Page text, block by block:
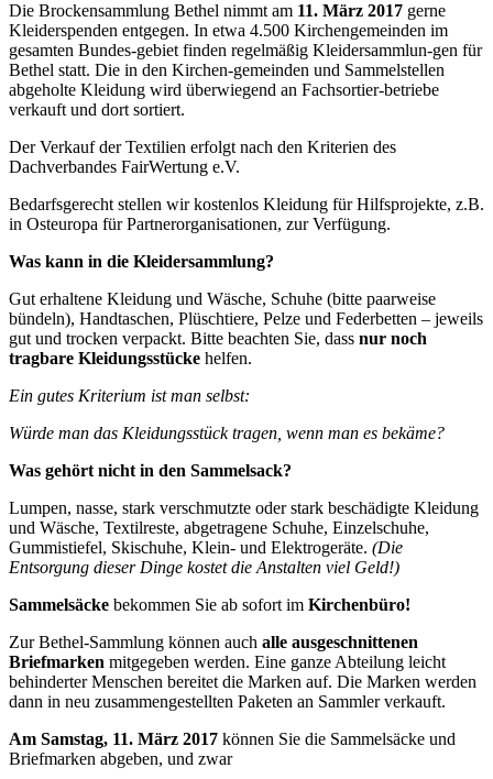
Die Brockensammlung Bethel nimmt am 11. März 2017 gerne
Kleiderspenden entgegen. In etwa 4.500 Kirchengemeinden im
gesamten Bundes-gebiet finden regelmäßig Kleidersammlun-gen für
Bethel statt. Die in den Kirchen-gemeinden und Sammelstellen
abgeholte Kleidung wird überwiegend an Fachsortier-betriebe
verkauft und dort sortiert.
Der Verkauf der Textilien erfolgt nach den Kriterien des
Dachverbandes FairWertung e.V.
Bedarfsgerecht stellen wir kostenlos Kleidung für Hilfsprojekte, z.B.
in Osteuropa für Partnerorganisationen, zur Verfügung.
Was kann in die Kleidersammlung?
Gut erhaltene Kleidung und Wäsche, Schuhe (bitte paarweise
bündeln), Handtaschen, Plüschtiere, Pelze und Federbetten – jeweils
gut und trocken verpackt. Bitte beachten Sie, dass nur noch
tragbare Kleidungsstücke helfen.
Ein gutes Kriterium ist man selbst:
Würde man das Kleidungsstück tragen, wenn man es bekäme?
Was gehört nicht in den Sammelsack?
Lumpen, nasse, stark verschmutzte oder stark beschädigte Kleidung
und Wäsche, Textilreste, abgetragene Schuhe, Einzelschuhe,
Gummistiefel, Skischuhe, Klein- und Elektrogeräte. (Die
Entsorgung dieser Dinge kostet die Anstalten viel Geld!)
Sammelsäcke bekommen Sie ab sofort im Kirchenbüro!
Zur Bethel-Sammlung können auch alle ausgeschnittenen
Briefmarken mitgegeben werden. Eine ganze Abteilung leicht
behinderter Menschen bereitet die Marken auf. Die Marken werden
dann in neu zusammengestellten Paketen an Sammler verkauft.
Am Samstag, 11. März 2017 können Sie die Sammelsäcke und
Briefmarken abgeben, und zwar